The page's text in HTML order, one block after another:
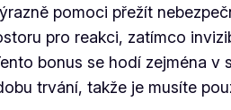
pomoci přežít
pro reakci, zatímco
bonus se hodí zejména
trvání, takže je musíte